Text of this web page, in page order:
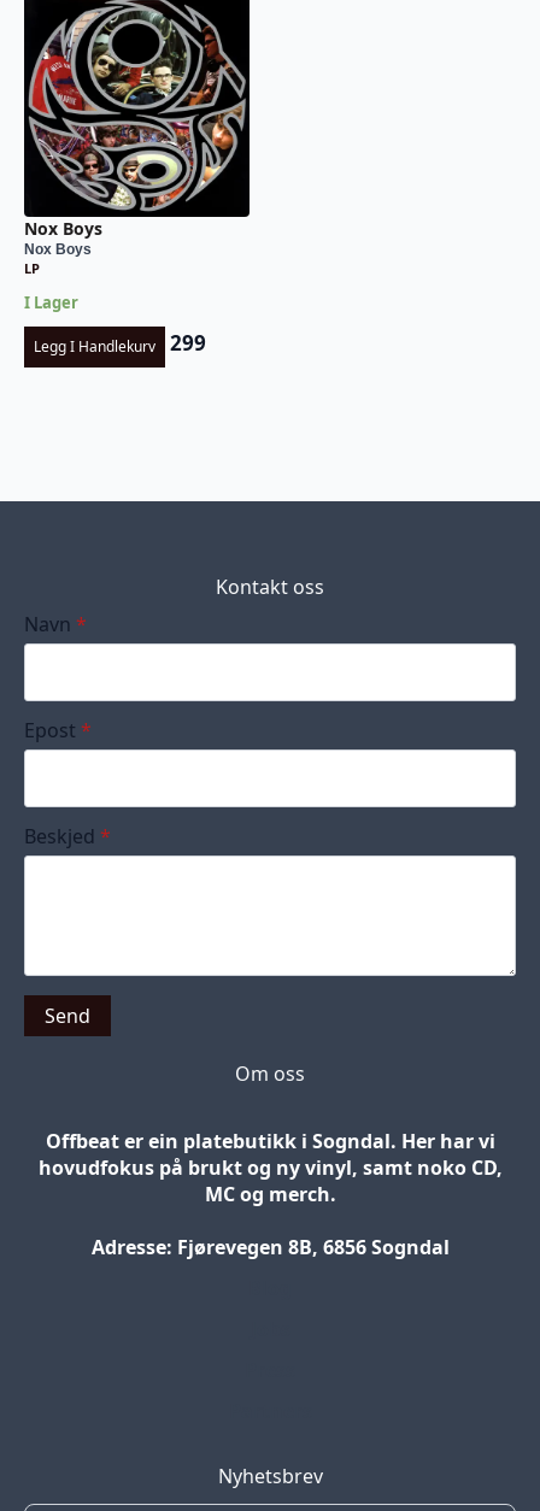
Nox Boys
Nox Boys
LP
I Lager
Legg I Handlekurv 299
Kontakt oss
Navn *
Epost *
Beskjed *
Send
Om oss
Offbeat er ein platebutikk i Sogndal. Her har vi
hovudfokus på brukt og ny vinyl, samt noko CD,
MC og merch.
Adresse: Fjørevegen 8B, 6856 Sogndal
Nyhetsbrev